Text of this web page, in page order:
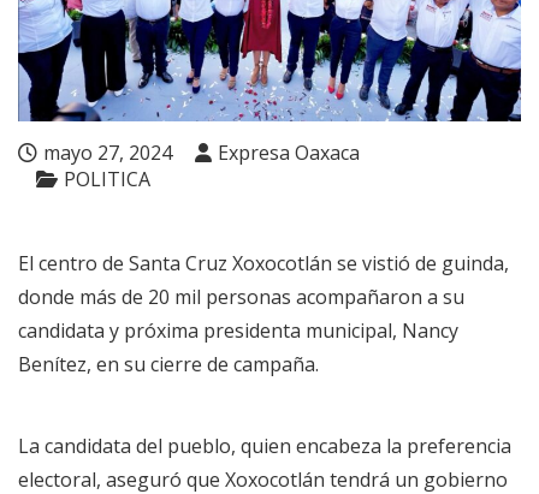
mayo 27, 2024
Expresa Oaxaca
POLITICA
El centro de Santa Cruz Xoxocotlán se vistió de guinda,
donde más de 20 mil personas acompañaron a su
candidata y próxima presidenta municipal, Nancy
Benítez, en su cierre de campaña.
La candidata del pueblo, quien encabeza la preferencia
electoral, aseguró que Xoxocotlán tendrá un gobierno